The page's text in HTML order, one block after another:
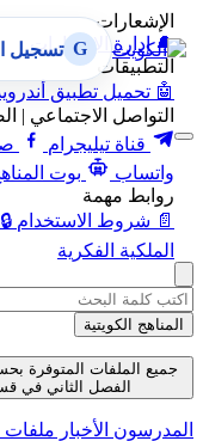
الإشعارات
🔔 إدارة الإشعارات
التطبيقات
🤖 تحميل تطبيق
التواصل الاجتماعي |
قناة تيليجرام
واتساب
بوت
روابط مهمة
📄 شروط الاستخدام 🔒
الملكية الفكرية
G تسجيل
المناهج الكويتية
جميع الملفات المتوفرة
الفصل الثاني في قسم
المدرسون الأخبار ملفات